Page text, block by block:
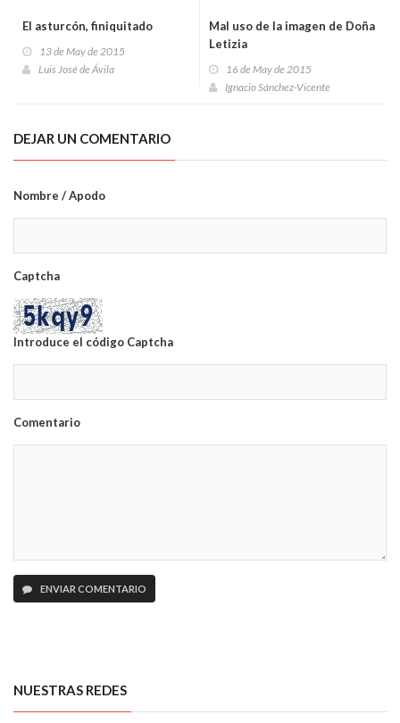
El asturcón, finiquitado
13 de May de 2015
Luis José de Ávila
Mal uso de la imagen de Doña
Letizia
16 de May de 2015
Ignacio Sánchez-Vicente
DEJAR UN COMENTARIO
Nombre / Apodo
Captcha
Introduce el código Captcha
Comentario
ENVIAR COMENTARIO
NUESTRAS REDES